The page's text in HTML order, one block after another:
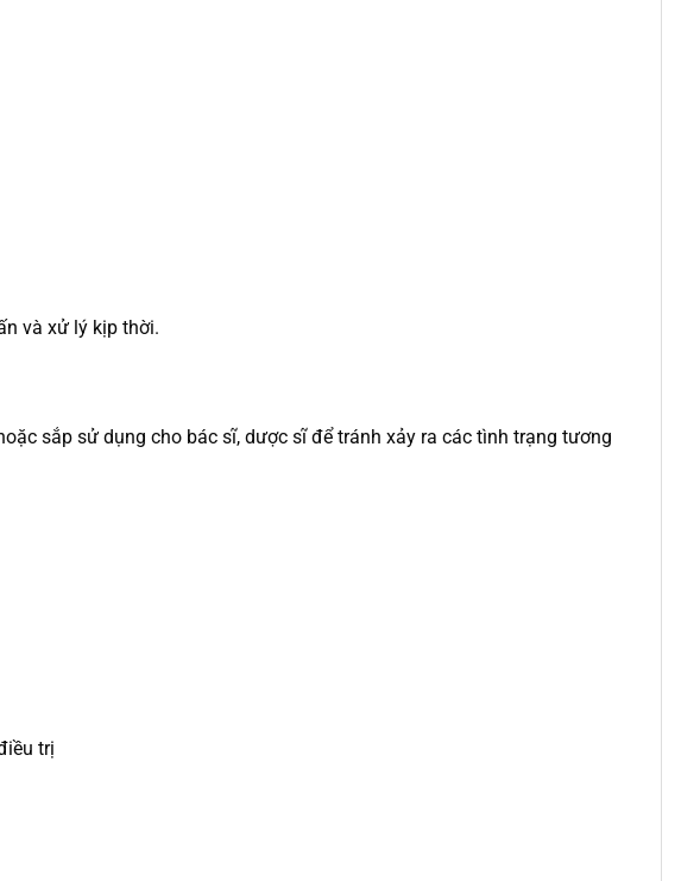
và xử lý kịp thời.
sắp sử dụng cho bác sĩ, dược sĩ để tránh xảy ra các tình trạng tương
trị